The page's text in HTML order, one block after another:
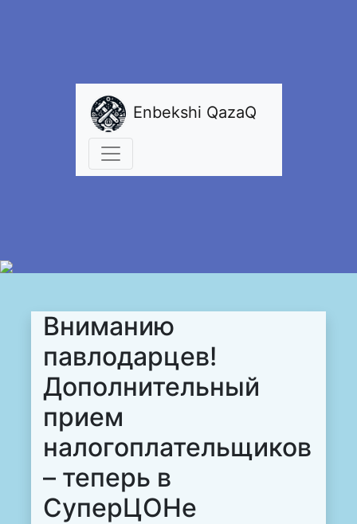
Enbekshi QazaQ
Вниманию
павлодарцев!
Дополнительный
прием
налогоплательщиков
– теперь в
СуперЦОНе